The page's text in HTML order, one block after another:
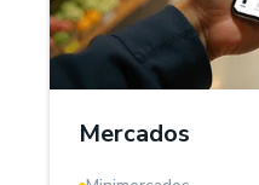
Mercados
software de gestión
inventarios,
productos por
deudas de clientes y
La herramienta